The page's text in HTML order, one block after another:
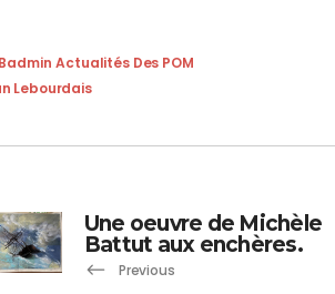
Actualités Des POM
Lebourdais
Une oeuvre de Michèle
Battut aux enchères.
Previous